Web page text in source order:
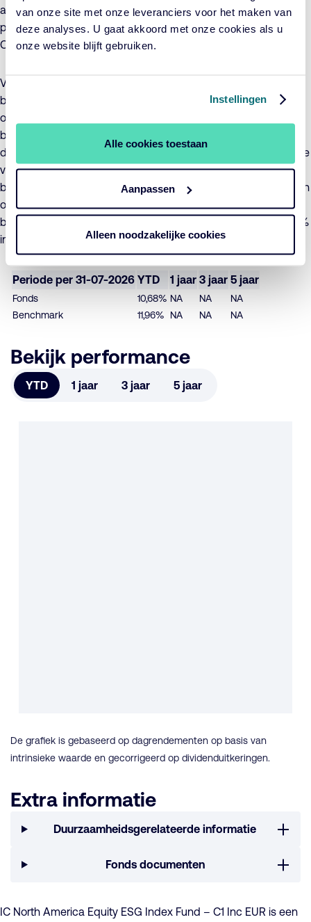
van onze site met onze leveranciers voor het maken van
deze analyses. U gaat akkoord met onze cookies als u
onze website blijft gebruiken.
Instellingen
Alle cookies toestaan
Aanpassen
Alleen noodzakelijke cookies
aandelen (securities lending) is niet toegestaan. Voor
participatieklasse IC North America Equity ESG Index Fund –
C1 Inc EUR wordt het valutarisico niet afgedekt.
Voor het fonds zijn concrete duurzame
beleggingsdoelstellingen geformuleerd waaraan
ondernemingen bewust en aantoonbaar een positieve
bijdrage moeten leveren en die er voor moeten zorgen dat
duurzaamheidsrisico’s afdoende worden beheerst. De waarde
van de beleggingen in het fonds kan als gevolg van het
beleggingsbeleid sterk fluctueren, zowel in absolute zin als ten
opzichte van de Index. Het fonds neemt de ICBE-
beleggingsrestricties in acht en belegt niet voor meer dan 10%
in instellingen voor collectieve belegging in effecten.
Periode per 31-07-2026 YTD 1 jaar 3 jaar 5 jaar
Fonds 10,68% NA NA
NA
Benchmark
11,96% NA NA NA
Bekijk performance
YTD 1 jaar 3 jaar 5 jaar
De grafiek is gebaseerd op dagrendementen op basis van
intrinsieke waarde en gecorrigeerd op dividenduitkeringen.
Extra informatie
Duurzaamheidsgerelateerde informatie
Fonds documenten
IC North America Equity ESG Index Fund – C1 Inc EUR is een